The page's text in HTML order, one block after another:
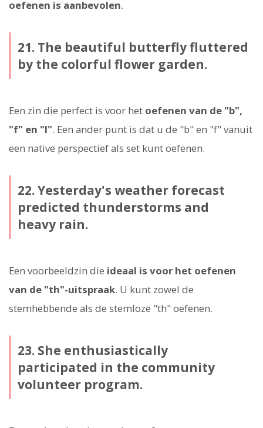
oefenen is aanbevolen.
21. The beautiful butterfly fluttered
by the colorful flower garden.
Een zin die perfect is voor het oefenen van de "b",
"f" en "l". Een ander punt is dat u de "b" en "f" vanuit
een native perspectief als set kunt oefenen.
22. Yesterday's weather forecast
predicted thunderstorms and
heavy rain.
Een voorbeeldzin die ideaal is voor het oefenen
van de "th"-uitspraak. U kunt zowel de
stemhebbende als de stemloze "th" oefenen.
23. She enthusiastically
participated in the community
volunteer program.